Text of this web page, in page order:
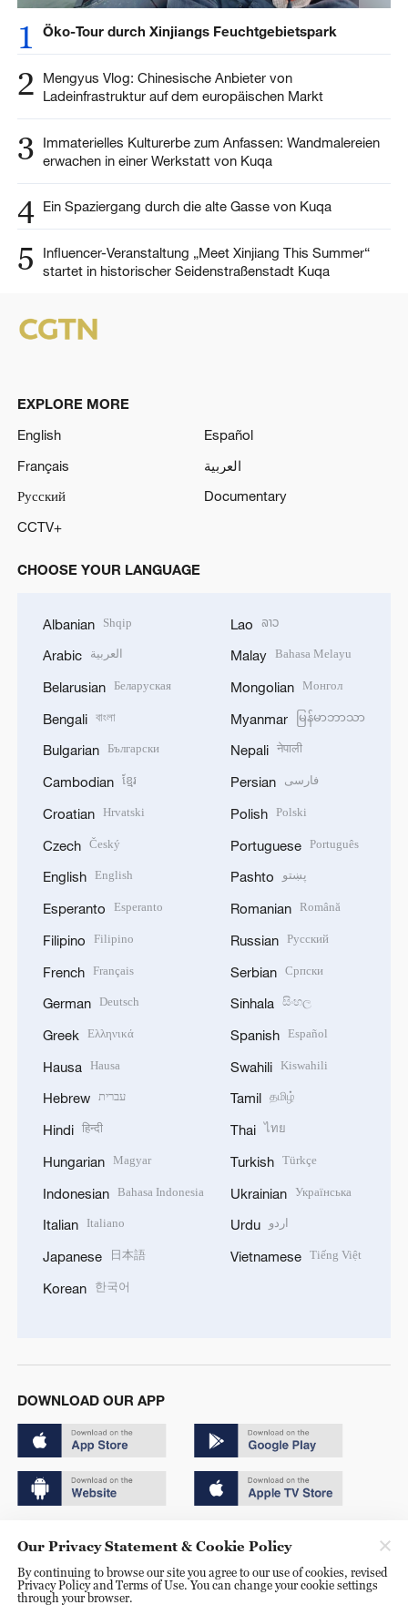
1 Öko-Tour durch Xinjiangs Feuchtgebietspark
2
Mengyus Vlog: Chinesische Anbieter von
Ladeinfrastruktur auf dem europäischen Markt
3
Immaterielles Kulturerbe zum Anfassen: Wandmalereien
erwachen in einer Werkstatt von Kuqa
4 Ein Spaziergang durch die alte Gasse von Kuqa
5
Influencer-Veranstaltung „Meet Xinjiang This Summer“
startet in historischer Seidenstraßenstadt Kuqa
EXPLORE MORE
English
Español
Français
العربية
Русский
Documentary
CCTV+
CHOOSE YOUR LANGUAGE
Albanian Shqip
Arabic العربية
Belarusian Беларуская
Bengali বাংলা
Bulgarian Български
Cambodian ខ្មែរ
Croatian Hrvatski
Czech Český
English English
Esperanto Esperanto
Filipino Filipino
French Français
German Deutsch
Greek Ελληνικά
Hausa Hausa
Hebrew עברית
Hindi हिन्दी
Hungarian Magyar
Indonesian Bahasa Indonesia
Italian Italiano
Japanese 日本語
Korean 한국어
Lao ລາວ
Malay Bahasa Melayu
Mongolian Монгол
Myanmar မြန်မာဘာသာ
Nepali नेपाली
Persian فارسی
Polish Polski
Portuguese Português
Pashto پښتو
Romanian Română
Russian Русский
Serbian Српски
Sinhala සිංහල
Spanish Español
Swahili Kiswahili
Tamil தமிழ்
Thai ไทย
Turkish Türkçe
Ukrainian Українська
Urdu اردو
Vietnamese Tiếng Việt
DOWNLOAD OUR APP
京ICP备20000184号
京公网安备 11010502050052号
Our Privacy Statement & Cookie Policy
By continuing to browse our site you agree to our use of cookies, revised
Privacy Policy and Terms of Use. You can change your cookie settings
through your browser.